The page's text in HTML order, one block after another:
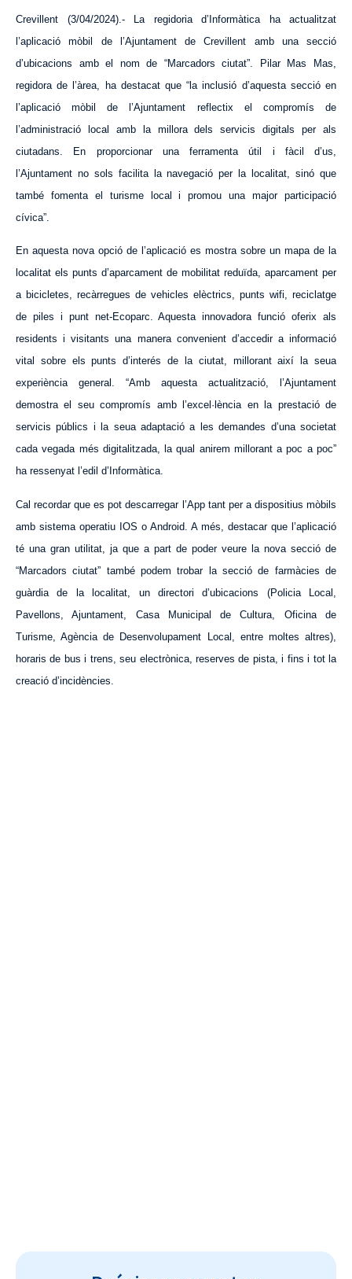
Crevillent (3/04/2024).-
La regidoria d’Informàtica ha actualitzat
l’aplicació mòbil de l’Ajuntament de Crevillent amb una secció
d’ubicacions amb el nom de “Marcadors ciutat”. Pilar Mas Mas,
regidora de l’àrea, ha destacat que “la inclusió d’aquestasecció en
l’aplicació mòbil de l’Ajuntament reflectix el compromís de
l’administració local amb la millora dels servicis digitals per als
ciutadans. En proporcionar una ferramenta útil i fàcil d’us,
l’Ajuntament no sols facilita la navegació per la localitat, sinó que
també fomenta el turisme local i promou una major participació
cívica”.
En aquestanova opció de l’aplicació es mostra sobre un mapa de la
localitat els punts d’aparcament de mobilitat reduïda, aparcament per
a bicicletes, recàrregues de vehicles elèctrics, punts wifi, reciclatge
de piles i punt net-Ecoparc.Aquestainnovadora funció oferix als
residents i visitants una manera convenient d’accedir a informació
vital sobre els punts d’interés de la ciutat, millorant així la seua
experiència general. “Amb aquestaactualització, l’Ajuntament
demostra el seu compromís amb l’excel·lència en la prestació de
servicis públics i la seua adaptació a les demandes d’una societat
cada vegada més digitalitzada, la qual anirem millorant a poc a poc”
ha ressenyat l’edil d’Informàtica.
Cal recordar que es pot descarregar l’App tant per a dispositius mòbils
amb sistema operatiu IOS o Android. A més, destacar que l’aplicació
té una gran utilitat, ja que a part de poder veure la nova secció de
“Marcadors ciutat” també podem trobar la secció de farmàcies de
guàrdia de la localitat, un directori d’ubicacions (Policia Local,
Pavellons, Ajuntament, Casa Municipal de Cultura, Oficina de
Turisme, Agència de Desenvolupament Local, entre moltes altres),
horaris de bus i trens, seu electrònica, reserves de pista, i fins i tot la
creació d’incidències.